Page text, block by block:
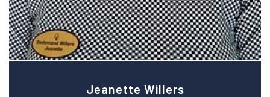
Jeanette Willers